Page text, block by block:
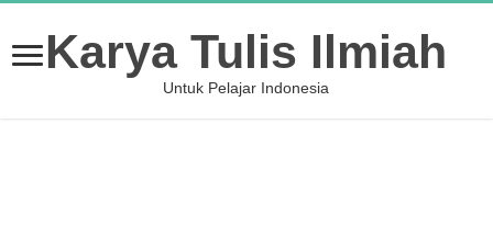
Karya Tulis Ilmiah
Untuk Pelajar Indonesia